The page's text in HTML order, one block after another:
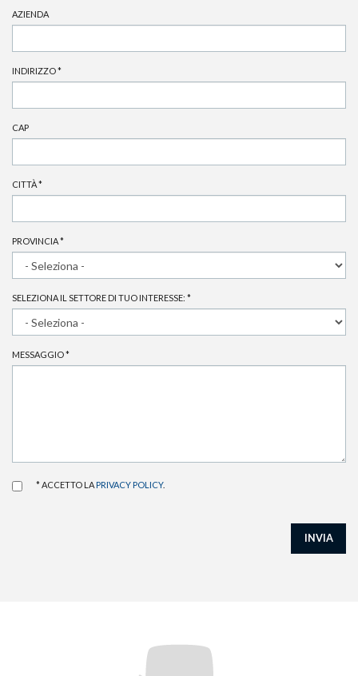
AZIENDA
INDIRIZZO*
CAP
CITTÀ*
PROVINCIA*
SELEZIONA IL SETTORE DI TUO INTERESSE: *
MESSAGGIO*
* ACCETTO LA PRIVACY POLICY.
INVIA